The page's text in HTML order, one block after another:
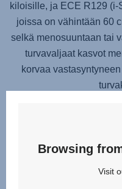
kiloisille, ja ECE R129
joissa on vähintään 60
selkä menosuuntaan tai
turvavaljaat kasvot
korvaa
Browsing
Visit